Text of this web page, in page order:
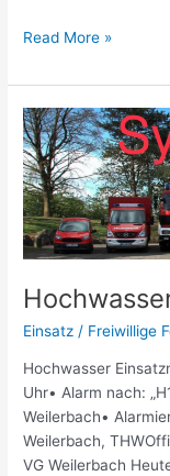
Read More »
Einsatz / Freiwillige
Hochwasser
Uhr• Alarm nach:
Weilerbach•
Weilerbach,
VG Weilerbach
Hochwasser